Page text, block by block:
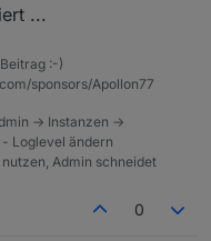
...
:-)
sponsors/Apollon77
-> Instanzen ->
Loglevel ändern
Admin schneidet
0